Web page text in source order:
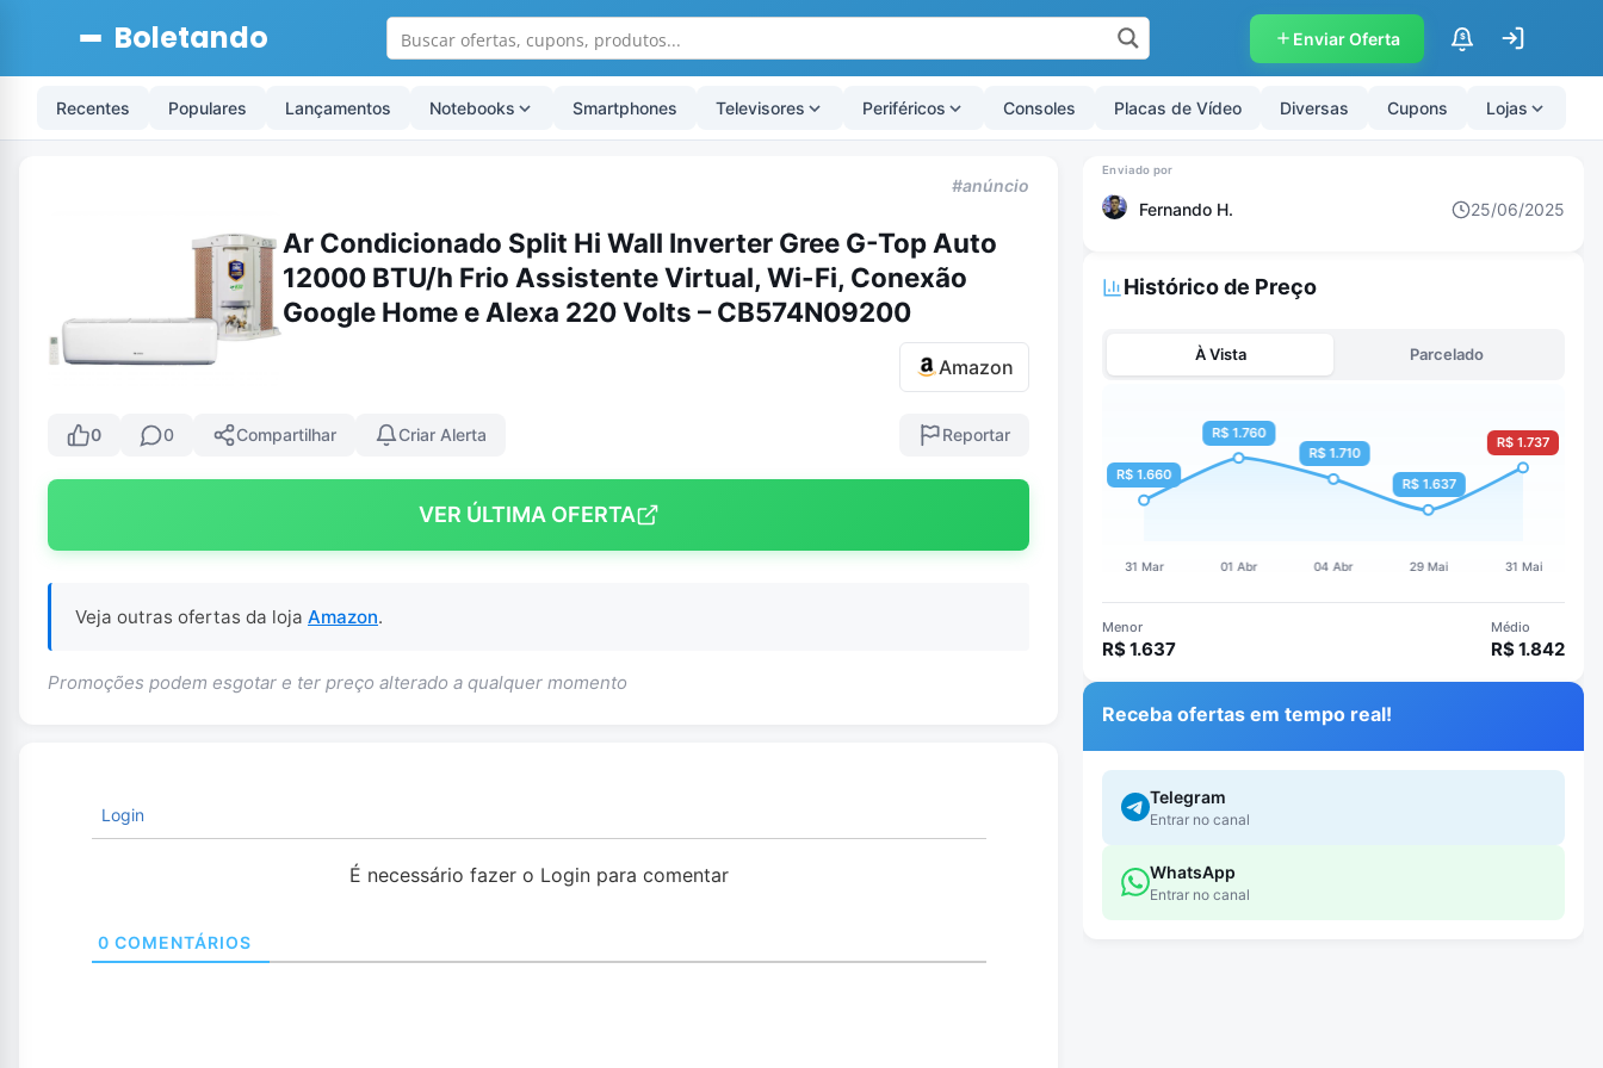
Boletando Enviar Oferta $
Recentes Populares Lançamentos Notebooks Smartphones Televisores Periféricos Consoles Placas de Vídeo Diversas Cupons Lojas
#anúncio
Ar Condicionado Split Hi Wall Inverter Gree G-Top Auto
12000 BTU/h Frio Assistente Virtual, Wi-Fi, Conexão
Google Home e Alexa 220 Volts – CB574N09200
Amazon
0 0 Compartilhar Criar Alerta Reportar
VER ÚLTIMA OFERTA
Veja outras ofertas da loja Amazon.
Promoções podem esgotar e ter preço alterado a qualquer momento
Login
É necessário fazer o Login para comentar
0 COMENTÁRIOS
Fernando H. 25/06/2025
Histórico de Preço
À Vista Parcelado
Menor
R$ 1.637
Médio
R$ 1.842
Receba ofertas em tempo real!
Telegram
Entrar no canal
WhatsApp
Entrar no canal